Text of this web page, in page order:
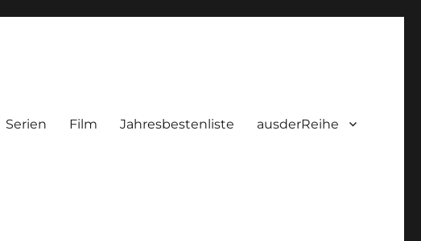
Serien Film Jahresbestenliste ausderReihe